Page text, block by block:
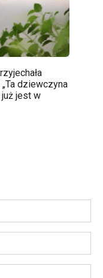
dziewczyna
jest w